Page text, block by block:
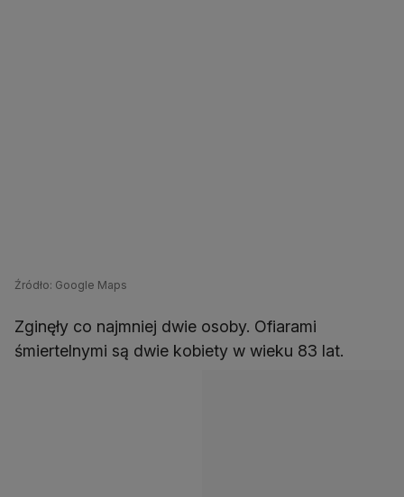
Źródło: Google Maps
Zginęły co najmniej dwie osoby. Ofiarami
śmiertelnymi są dwie kobiety w wieku 83 lat.